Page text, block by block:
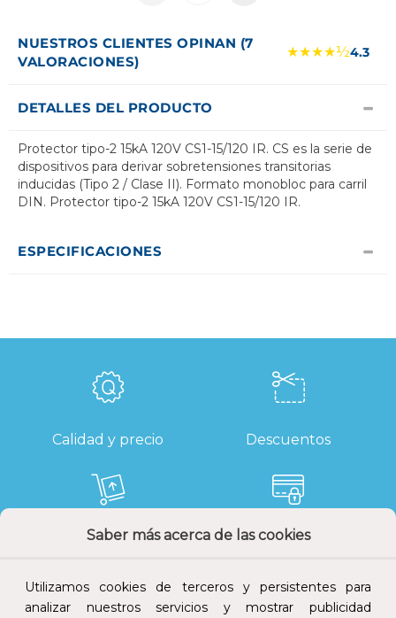
Saber más acerca de las cookies
Utilizamos cookies de terceros y persistentes para
analizar nuestros servicios y mostrar publicidad
NUESTROS CLIENTES OPINAN (7
VALORACIONES)
★★★★½4.3
DETALLES DEL PRODUCTO
Protector tipo-2 15kA 120V CS1-15/120 IR. CS es la serie de
dispositivos para derivar sobretensiones transitorias
inducidas (Tipo 2 / Clase II). Formato monobloc para carril
DIN. Protector tipo-2 15kA 120V CS1-15/120 IR.
ESPECIFICACIONES
Calidad y precio Descuentos
Devoluciones Pago seguro